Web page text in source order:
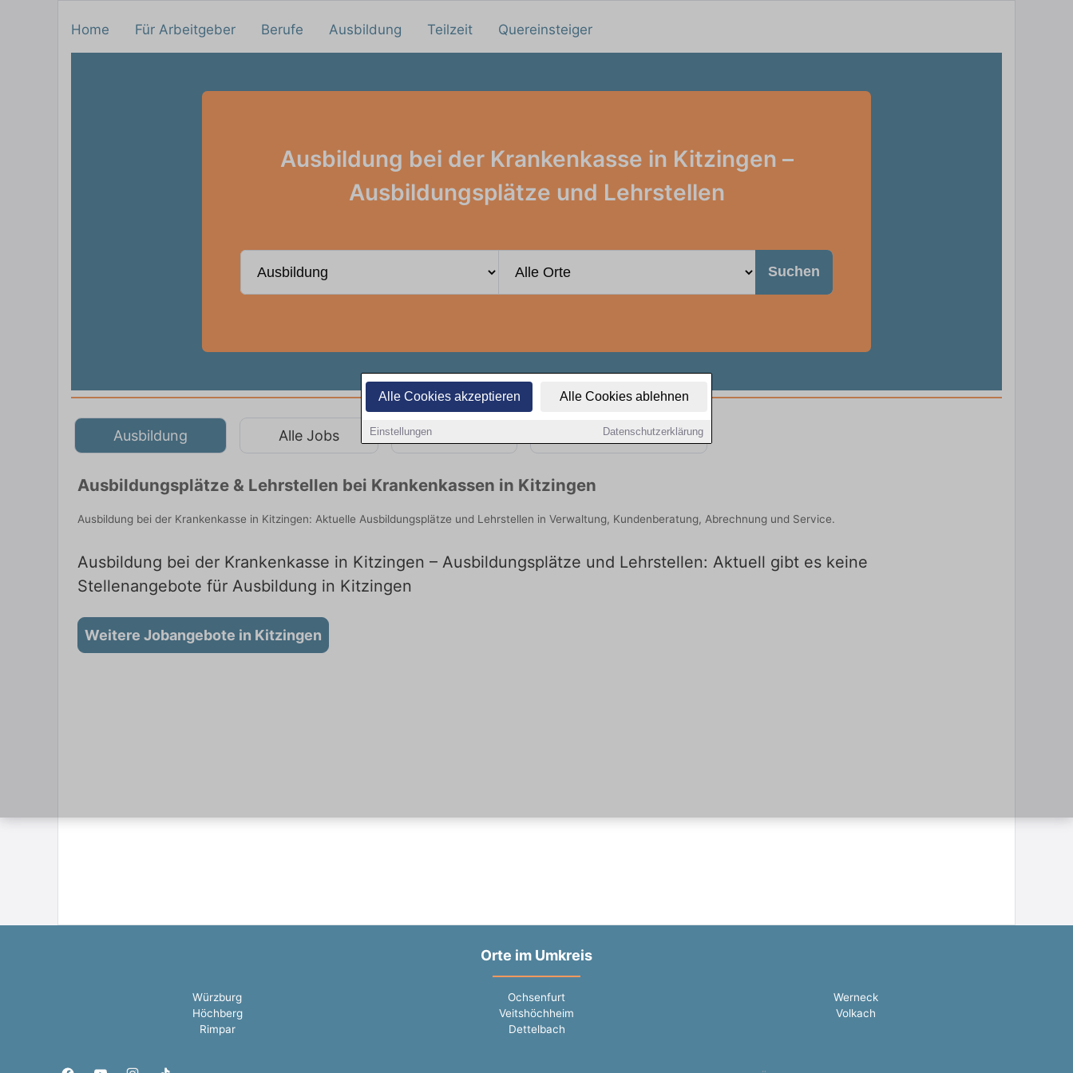
Alle Cookies akzeptieren Alle Cookies ablehnen
Einstellungen Datenschutzerklärung
Home Für Arbeitgeber Berufe Ausbildung Teilzeit Quereinsteiger
Ausbildung bei der Krankenkasse in Kitzingen –
Ausbildungsplätze und Lehrstellen
Suchen
Ausbildung Alle Jobs Teilzeit Quereinsteiger
Ausbildungsplätze & Lehrstellen bei Krankenkassen in Kitzingen
Ausbildung bei der Krankenkasse in Kitzingen: Aktuelle Ausbildungsplätze und Lehrstellen in Verwaltung, Kundenberatung, Abrechnung und Service.
Ausbildung bei der Krankenkasse in Kitzingen – Ausbildungsplätze und Lehrstellen: Aktuell gibt es keine
Stellenangebote für Ausbildung in Kitzingen
Weitere Jobangebote in Kitzingen
Orte im Umkreis
Würzburg Ochsenfurt
Werneck
Höchberg
Veitshöchheim
Volkach
Rimpar
Dettelbach